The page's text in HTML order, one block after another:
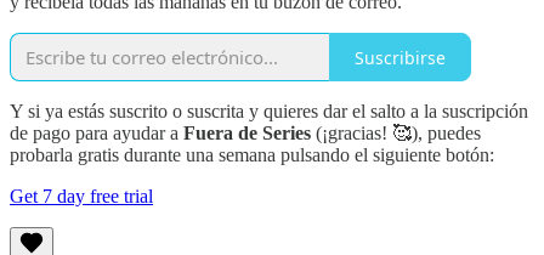
Suscribirse
Y si ya estás suscrito o suscrita y quieres dar el salto a la suscripción
de pago para ayudar a Fuera de Series (¡gracias! 🥰), puedes
probarla gratis durante una semana pulsando el siguiente botón:
Get 7 day free trial